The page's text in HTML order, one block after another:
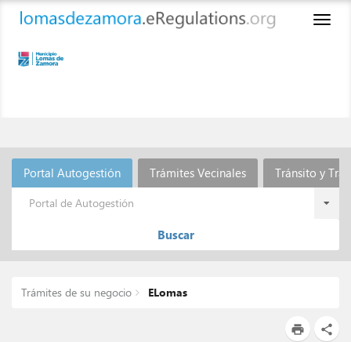
Portal Autogestión Trámites Vecinales Tránsito y
Portal de Autogestión
Buscar
Trámites de su negocio ELomas
print share